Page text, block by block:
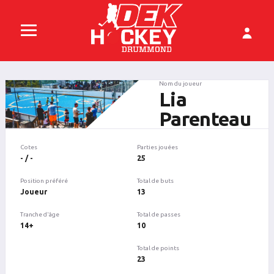
Nom du joueur
Lia
Parenteau
Cotes
- / -
Position préféré
Joueur
Tranche d'âge
14+
Parties jouées
25
Total de buts
13
Total de passes
10
Total de points
23